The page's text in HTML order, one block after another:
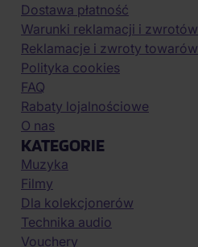
Dostawa płatność
Warunki reklamacji i zwrotów
Reklamacje i zwroty towarów
Polityka cookies
FAQ
Rabaty lojalnościowe
O nas
KATEGORIE
Muzyka
Filmy
Dla kolekcjonerów
Technika audio
Vouchery